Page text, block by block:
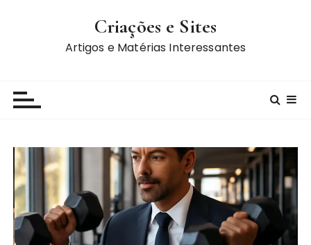
Criações e Sites
Artigos e Matérias Interessantes